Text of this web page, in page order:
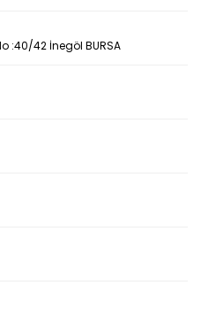
:40/42 İnegöl BURSA